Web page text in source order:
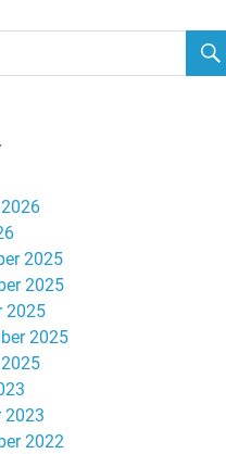
2025
2025
2025
2025
2023
2022